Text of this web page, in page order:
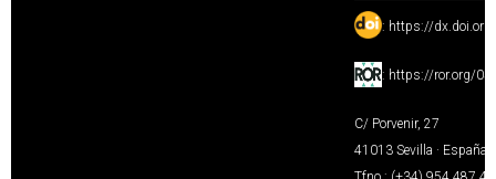
: https://
: https://ror.org/
C/ Porvenir, 27
41013 Sevilla · España